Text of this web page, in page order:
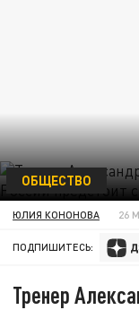
ОБЩЕСТВО
ЮЛИЯ КОНОНОВА 26
ПОДПИШИТЕСЬ:
Тренер